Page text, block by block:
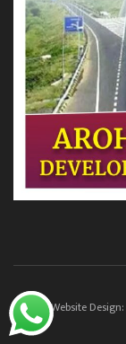
© 2022. Website Design: